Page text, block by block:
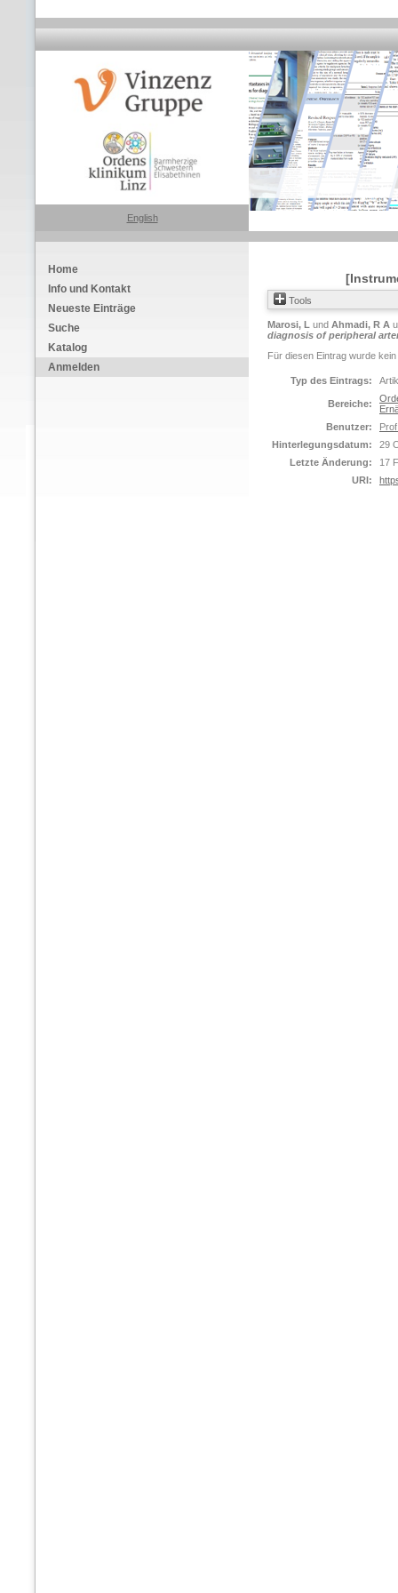
English
Home
Info und Kontakt
Neueste Einträge
Suche
Katalog
Anmelden
Tools
Marosi, L und Ahmadi, R A
diagnosis of peripheral
Für diesen Eintrag wurde
Typ des Eintrags:
Bereiche:
Benutzer:
Hinterlegungsdatum:
29
Letzte Änderung:
17
URI: